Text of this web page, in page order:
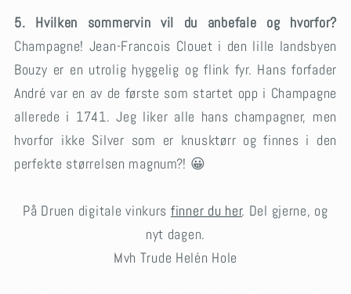
5. Hvilken sommervin vil du anbefale og hvorfor?
Champagne! Jean-Francois Clouet i den lille landsbyen
Bouzy er en utrolig hyggelig og flink fyr. Hans forfader
André var en av de første som startet opp i Champagne
allerede i 1741. Jeg liker alle hans champagner, men
hvorfor ikke Silver som er knusktørr og finnes i den
perfekte størrelsen magnum?! 😀
På Druen digitale vinkurs finner du her. Del gjerne, og
nyt dagen.
Mvh Trude Helén Hole